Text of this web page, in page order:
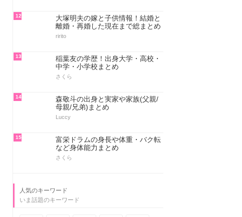
12
大塚明夫の嫁と子供情報！結婚と
離婚・再婚した現在まで総まとめ
ririto
13
稲葉友の学歴！出身大学・高校・
中学・小学校まとめ
さくら
14
森敬斗の出身と実家や家族(父親/
母親/兄弟)まとめ
Luccy
15
富栄ドラムの身長や体重・バク転
など身体能力まとめ
さくら
人気のキーワード
いま話題のキーワード